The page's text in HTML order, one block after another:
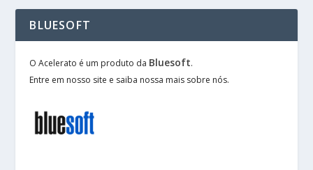
BLUESOFT
O Acelerato é um produto da Bluesoft.
Entre em nosso site e saiba nossa mais sobre nós.